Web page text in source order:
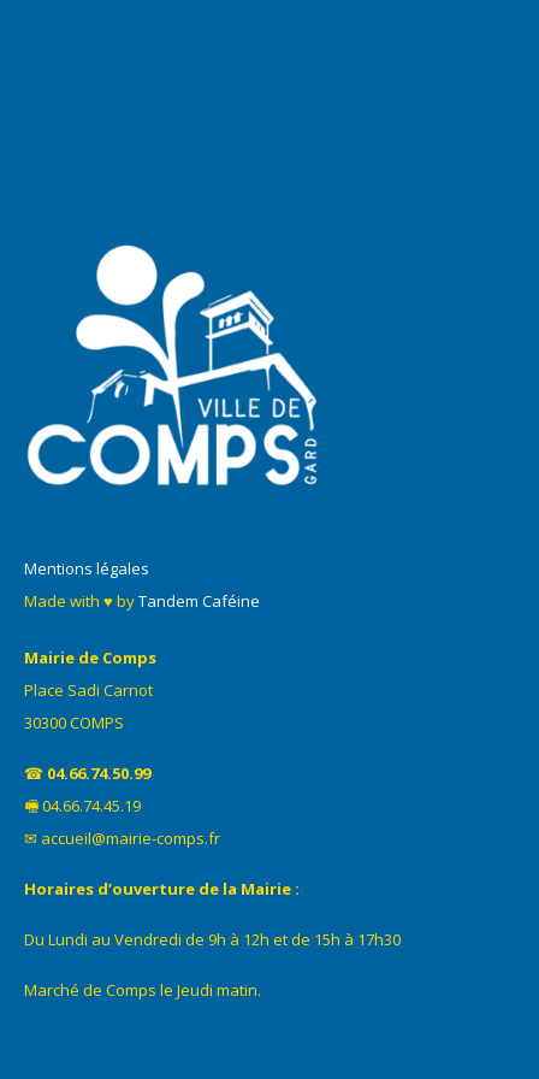
Mentions légales
Made with ♥ byTandem Caféine
Mairie de Comps
Place Sadi Carnot
30300 COMPS
☎ 04.66.74.50.99
🖷 04.66.74.45.19
✉ accueil@mairie-comps.fr
Horaires d’ouverture de la Mairie :
Du Lundi au Vendredi de 9h à 12h et de 15h à 17h30
Marché de Comps le Jeudi matin.